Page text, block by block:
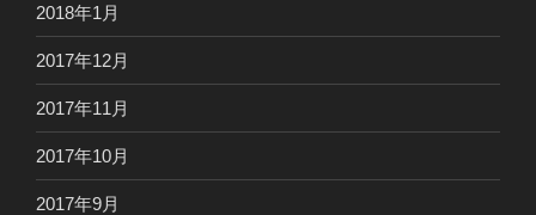
2018年1月
2017年12月
2017年11月
2017年10月
2017年9月